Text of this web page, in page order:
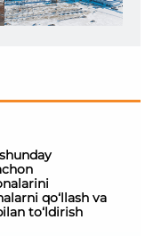
qo‘llash va
to‘ldirish